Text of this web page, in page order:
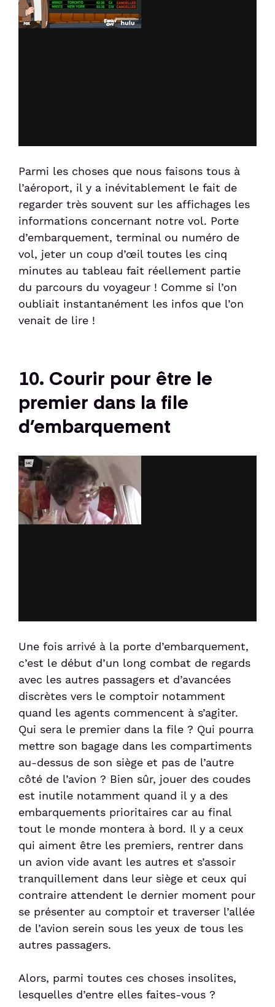
Parmi les choses que nous faisons tous à
l’aéroport, il y a inévitablement le fait de
regarder très souvent sur les affichages les
informations concernant notre vol. Porte
d’embarquement, terminal ou numéro de
vol, jeter un coup d’œil toutes les cinq
minutes au tableau fait réellement partie
du parcours du voyageur ! Comme si l’on
oubliait instantanément les infos que l’on
venait de lire !
10. Courir pour être le
premier dans la file
d’embarquement
Une fois arrivé à la porte d’embarquement,
c’est le début d’un long combat de regards
avec les autres passagers et d’avancées
discrètes vers le comptoir notamment
quand les agents commencent à s’agiter.
Qui sera le premier dans la file ? Qui pourra
mettre son bagage dans les compartiments
au-dessus de son siège et pas de l’autre
côté de l’avion ? Bien sûr, jouer des coudes
est inutile notamment quand il y a des
embarquements prioritaires car au final
tout le monde montera à bord. Il y a ceux
qui aiment être les premiers, rentrer dans
un avion vide avant les autres et s’assoir
tranquillement dans leur siège et ceux qui
contraire attendent le dernier moment pour
se présenter au comptoir et traverser l’allée
de l’avion serein sous les yeux de tous les
autres passagers.
Alors, parmi toutes ces choses insolites,
lesquelles d’entre elles faites-vous ?